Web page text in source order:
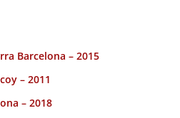
Barcelona – 2015
– 2011
– 2018